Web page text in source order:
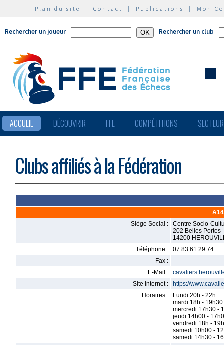
Plan du site | Contact | Publications | Mon
Rechercher un joueur Rechercher un club
ACCUEIL DÉCOUVRIR FFE COMPÉTITIONS
Clubs affiliés à la Fédération
Siège Social :
Centre Socio-
202 Belles Portes
14200
Téléphone :
07 83 61 29 74
Fax :
E-Mail :
Site Internet :
https://
Horaires :
Lundi 20h - 22h
mardi 18h - 19h30
mercredi 17h30 -
jeudi 14h00 -
vendredi 18h -
samedi 10h00 -
samedi 14h30 -